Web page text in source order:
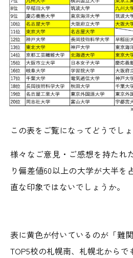
この表をご覧になってどうでしょ
様々なご意見・ご感想を持たれ
り偏差値60以上の大学が大半を
直な印象ではないでしょうか。
表に黄色が付いているのが「難
TOP5校の札幌南、札幌北から